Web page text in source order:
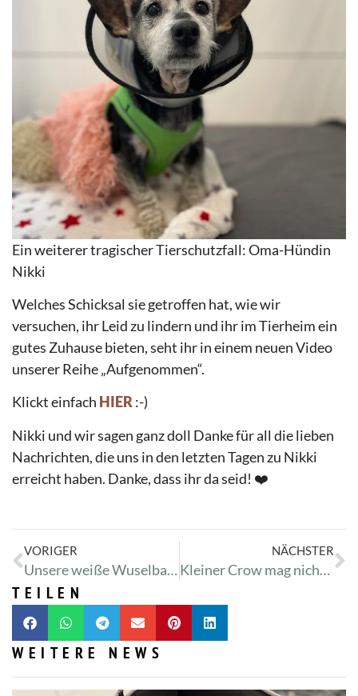
Ein weiterer tragischer Tierschutzfall: Oma-Hündin
Nikki
Welches Schicksal sie getroffen hat, wie wir
versuchen, ihr Leid zu lindern und ihr im Tierheim ein
gutes Zuhause bieten, seht ihr in einem neuen Video
unserer Reihe „Aufgenommen“.
Klickt einfach HIER :-)
Nikki und wir sagen ganz doll Danke für all die lieben
Nachrichten, die uns in den letzten Tagen zu Nikki
erreicht haben. Danke, dass ihr da seid! ❤️
VORIGER
Unsere weiße Wuselbande
NÄCHSTER
Kleiner Crow mag nichts essen
TEILEN
WEITERE NEWS